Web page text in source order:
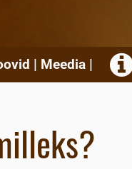
| Meedia|